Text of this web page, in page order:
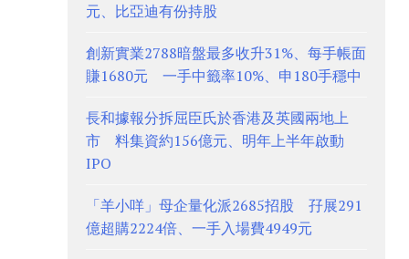
元、比亞迪有份持股
創新實業2788暗盤最多收升31%、每手帳面
賺1680元 一手中籤率10%、申180手穩中
長和據報分拆屈臣氏於香港及英國兩地上
市 料集資約156億元、明年上半年啟動
IPO
「羊小咩」母企量化派2685招股 孖展291
億超購2224倍、一手入場費4949元